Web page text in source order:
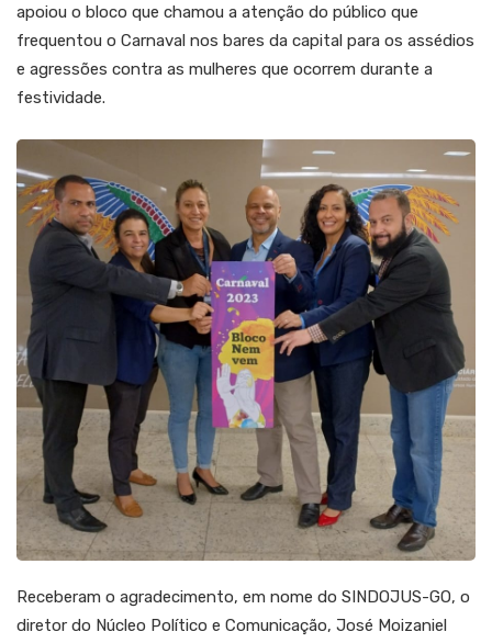
apoiou o bloco que chamou a atenção do público que
frequentou o Carnaval nos bares da capital para os assédios
e agressões contra as mulheres que ocorrem durante a
festividade.
Receberam o agradecimento, em nome do SINDOJUS-GO, o
diretor do Núcleo Político e Comunicação, José Moizaniel